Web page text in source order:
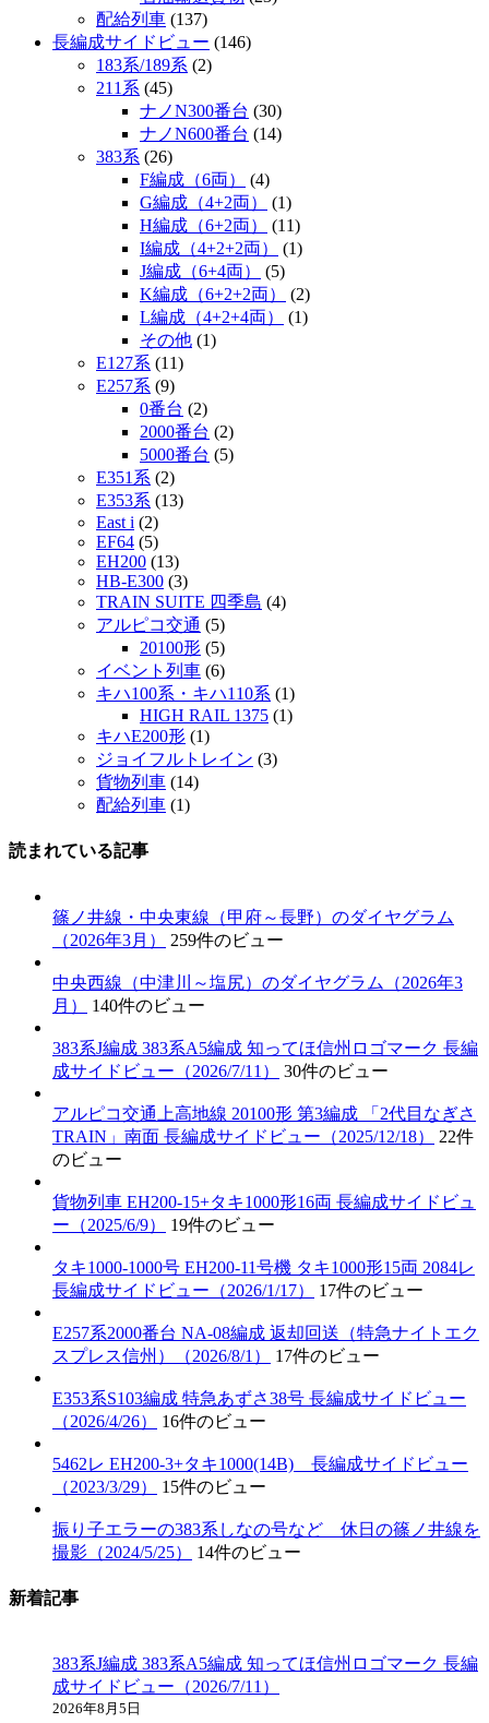
配給列車 (137)
長編成サイドビュー (146)
183系/189系 (2)
211系 (45)
ナノN300番台 (30)
ナノN600番台 (14)
383系 (26)
F編成（6両）
(4)
G編成（4+2両）
(1)
H編成（6+2両）
(11)
I編成（4+2+2両）
(1)
J編成（6+4両）
(5)
K編成（6+2+2両）
(2)
L編成（4+2+4両）
(1)
その他 (1)
E127系 (11)
E257系 (9)
0番台 (2)
2000番台 (2)
5000番台 (5)
E351系 (2)
E353系 (13)
East i (2)
EF64 (5)
EH200 (13)
HB-E300 (3)
TRAIN SUITE 四季島 (4)
アルピコ交通 (5)
20100形 (5)
イベント列車 (6)
キハ100系・キハ110系 (1)
HIGH RAIL 1375 (1)
キハE200形 (1)
ジョイフルトレイン (3)
貨物列車 (14)
配給列車 (1)
読まれている記事
篠ノ井線・中央東線（甲府～長野）のダイヤグラム
（2026年3月）
259件のビュー
中央西線（中津川～塩尻）のダイヤグラム（2026年3
月）
140件のビュー
383系J編成 383系A5編成 知ってほ信州ロゴマーク 長編
成サイドビュー（2026/7/11）
30件のビュー
アルピコ交通上高地線 20100形 第3編成 「2代目なぎさ
TRAIN」南面 長編成サイドビュー（2025/12/18）
22件
のビュー
貨物列車 EH200-15+タキ1000形16両 長編成サイドビュ
ー（2025/6/9）
19件のビュー
タキ1000-1000号 EH200-11号機 タキ1000形15両 2084レ
長編成サイドビュー（2026/1/17）
17件のビュー
E257系2000番台 NA-08編成 返却回送（特急ナイトエク
スプレス信州）（2026/8/1）
17件のビュー
E353系S103編成 特急あずさ38号 長編成サイドビュー
（2026/4/26）
16件のビュー
5462レ EH200-3+タキ1000(14B) 長編成サイドビュー
（2023/3/29）
15件のビュー
振り子エラーの383系しなの号など 休日の篠ノ井線を
撮影（2024/5/25）
14件のビュー
新着記事
383系J編成 383系A5編成 知ってほ信州ロゴマーク 長編
成サイドビュー（2026/7/11）
2026年8月5日